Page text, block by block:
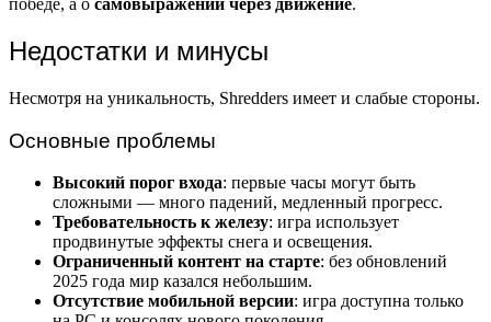
победе, а о самовыражении через движение.
Недостатки и минусы
Несмотря на уникальность, Shredders имеет и слабые стороны.
Основные проблемы
Высокий порог входа: первые часы могут быть
сложными — много падений, медленный прогресс.
Требовательность к железу: игра использует
продвинутые эффекты снега и освещения.
Ограниченный контент на старте: без обновлений
2025 года мир казался небольшим.
Отсутствие мобильной версии: игра доступна только